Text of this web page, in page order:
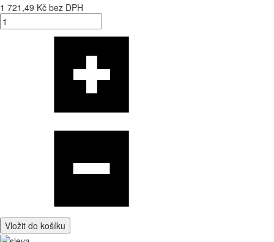
1 721,49 Kč bez DPH
Vložit do košíku